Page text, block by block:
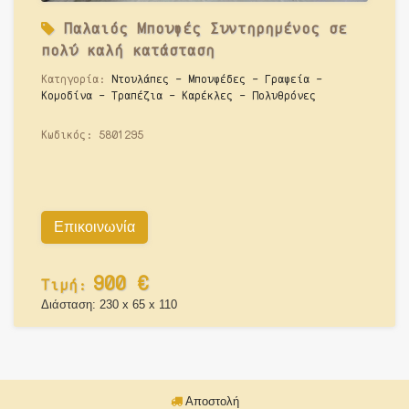
Παλαιός Μπουφές Συντηρημένος σε
πολύ καλή κατάσταση
Κατηγορία: Ντουλάπες - Μπουφέδες - Γραφεία -
Κομοδίνα - Τραπέζια - Καρέκλες - Πολυθρόνες
Κωδικός: 5801295
Επικοινωνία
Τιμή: 900€
Διάσταση: 230 x 65 x 110
Αποστολή